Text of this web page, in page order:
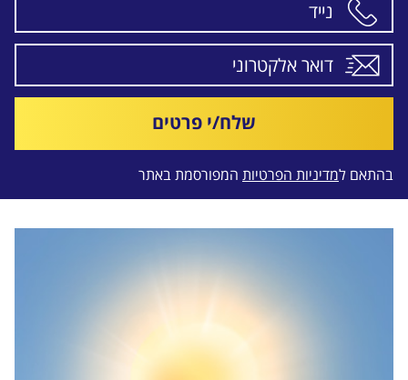
שלח/י פרטים
בהתאם למדיניות הפרטיות המפורסמת באתר